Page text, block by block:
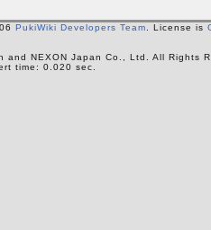
PukiWiki Developers Team . License is
and NEXON Japan Co., Ltd. All Rights
time: 0.020 sec.